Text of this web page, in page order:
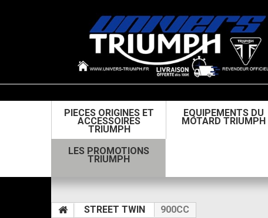
PIECES ORIGINES ET
ACCESSOIRES
TRIUMPH
EQUIPEMENTS DU
MOTARD TRIUMPH
LES PROMOTIONS
TRIUMPH
STREET TWIN 900CC